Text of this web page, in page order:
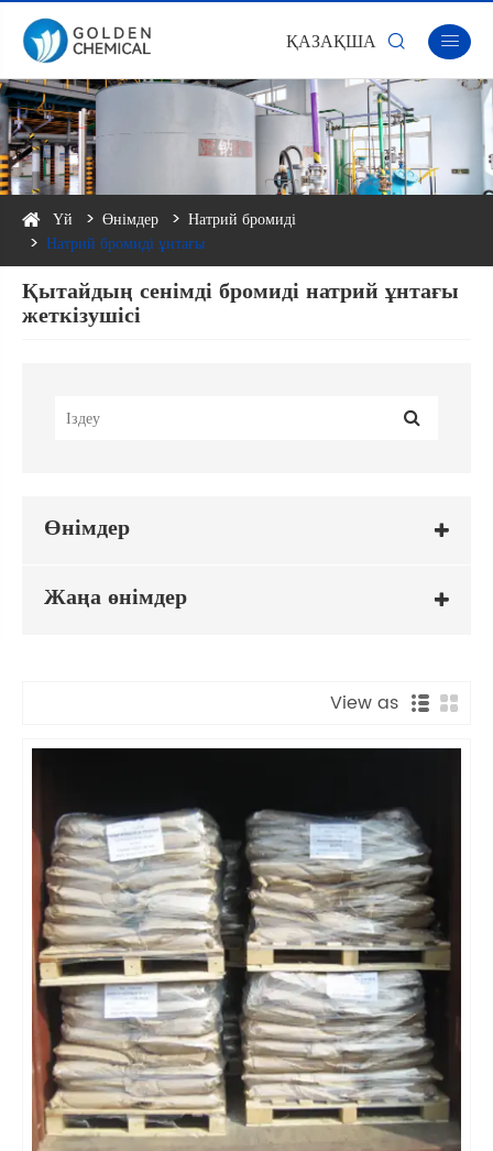
ҚАЗАҚША  
Үй Өнімдер
Натрий бромиді
Натрий бромиді ұнтағы
Қытайдың сенімді бромиді натрий ұнтағы
жеткізушісі
Өнімдер
Жаңа өнімдер
View as